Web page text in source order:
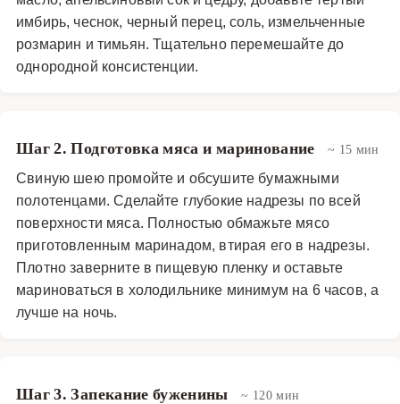
имбирь, чеснок, черный перец, соль, измельченные
розмарин и тимьян. Тщательно перемешайте до
однородной консистенции.
Шаг 2. Подготовка мяса и маринование ~ 15 мин
Свиную шею промойте и обсушите бумажными
полотенцами. Сделайте глубокие надрезы по всей
поверхности мяса. Полностью обмажьте мясо
приготовленным маринадом, втирая его в надрезы.
Плотно заверните в пищевую пленку и оставьте
мариноваться в холодильнике минимум на 6 часов, а
лучше на ночь.
Шаг 3. Запекание буженины ~ 120 мин